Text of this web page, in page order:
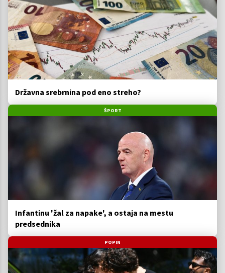
Državna srebrnina pod eno streho?
ŠPORT
Infantinu 'žal za napake', a ostaja na mestu
predsednika
POPIN